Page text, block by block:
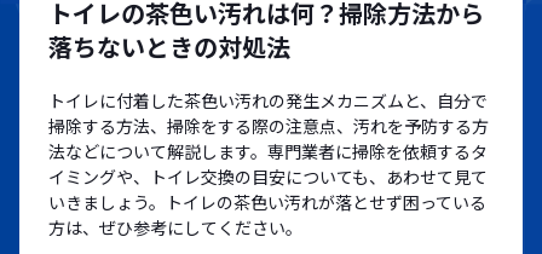
トイレの茶色い汚れは何？掃除方法から
落ちないときの対処法
トイレに付着した茶色い汚れの発生メカニズムと、自分で
掃除する方法、掃除をする際の注意点、汚れを予防する方
法などについて解説します。専門業者に掃除を依頼するタ
イミングや、トイレ交換の目安についても、あわせて見て
いきましょう。トイレの茶色い汚れが落とせず困っている
方は、ぜひ参考にしてください。